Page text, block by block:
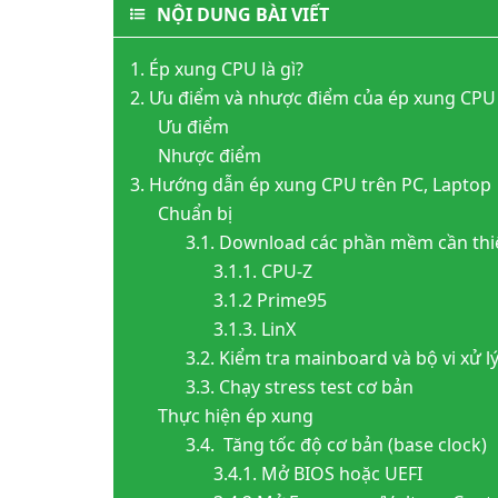
NỘI DUNG BÀI VIẾT
1. Ép xung CPU là gì?
2. Ưu điểm và nhược điểm của ép xung CPU
Ưu điểm
Nhược điểm
3. Hướng dẫn ép xung CPU trên PC, Laptop
Chuẩn bị
3.1. Download các phần mềm cần
3.1.1. CPU-Z
3.1.2 Prime95
3.1.3. LinX
3.2. Kiểm tra mainboard và bộ vi xử lý
3.3. Chạy stress test cơ bản
Thực hiện ép xung
3.4. Tăng tốc độ cơ bản (base clock)
3.4.1. Mở BIOS hoặc UEFI